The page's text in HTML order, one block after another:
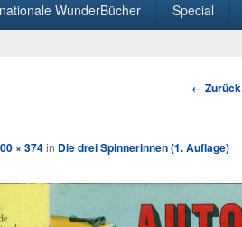
WunderBücher Special
Bild-
← Zurück
× 374in Die drei Spinnerinnen (1. Auflage)